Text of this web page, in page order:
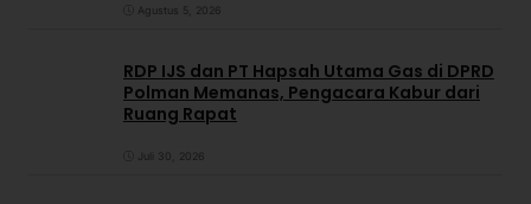
Agustus 5, 2026
RDP IJS dan PT Hapsah Utama Gas di DPRD
Polman Memanas, Pengacara Kabur dari
Ruang Rapat
Juli 30, 2026